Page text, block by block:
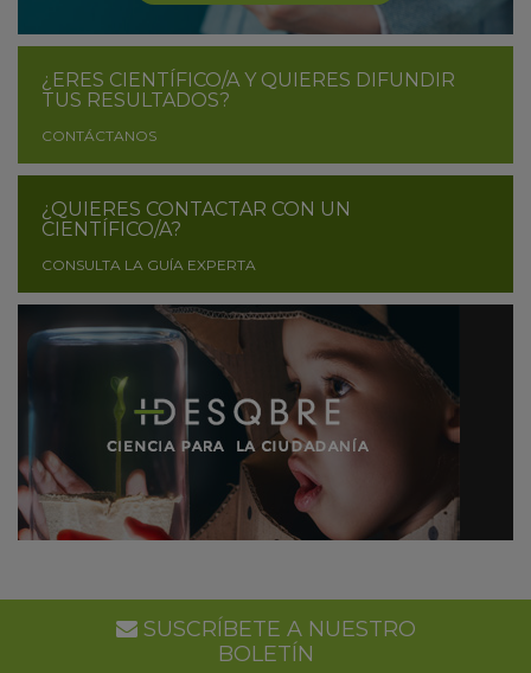
¿ERES CIENTÍFICO/A Y QUIERES DIFUNDIR
TUS RESULTADOS?
CONTÁCTANOS
¿QUIERES CONTACTAR CON UN
CIENTÍFICO/A?
CONSULTA LA GUÍA EXPERTA
SUSCRÍBETE A NUESTRO
BOLETÍN